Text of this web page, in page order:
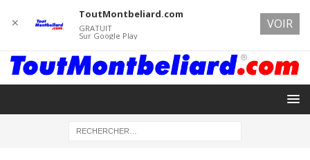
✕
ToutMontbeliard.com
GRATUIT
Sur Google Play
VOIR